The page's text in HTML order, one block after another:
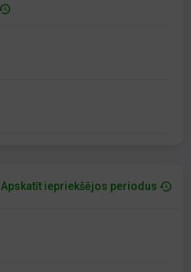
Apskatīt iepriekšējos periodus